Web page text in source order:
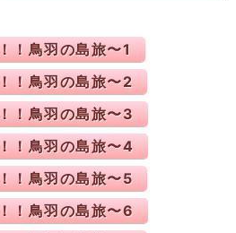
！鳥羽の島旅〜1
！鳥羽の島旅〜2
！鳥羽の島旅〜3
！鳥羽の島旅〜4
！鳥羽の島旅〜5
！鳥羽の島旅〜6